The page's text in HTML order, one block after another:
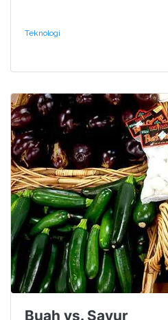
Teknologi
Buah vs. Sayur